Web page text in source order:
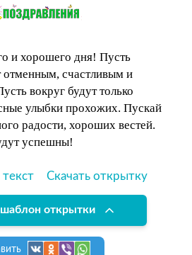
и хорошего дня! Пусть
отменным, счастливым и
вокруг будут только
улыбки прохожих. Пускай
радости, хороших вестей.
успешны!
Скачать открытку
открытки